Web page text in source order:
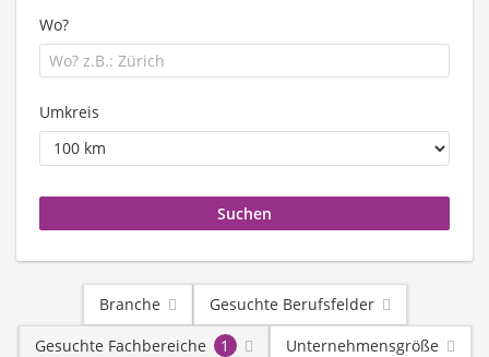
Wo?
Umkreis
Branche
Gesuchte Berufsfelder
Gesuchte Fachbereiche
1 Unternehmensgröße